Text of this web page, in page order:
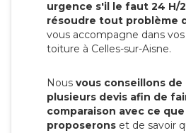
urgence s'il le faut 24 H/
résoudre tout problème
vous accompagne dans
toiture à Celles-sur-Aisne.
Nous vous conseillons de
plusieurs devis afin de
comparaison avec ce
proposerons et de savoir